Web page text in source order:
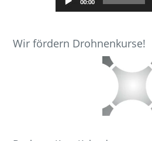
Wir fördern Drohnenkurse!